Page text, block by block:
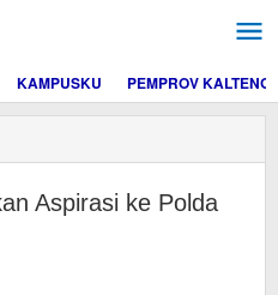
KAMPUSKU PEMPROV KALTENG
Aspirasi ke Polda